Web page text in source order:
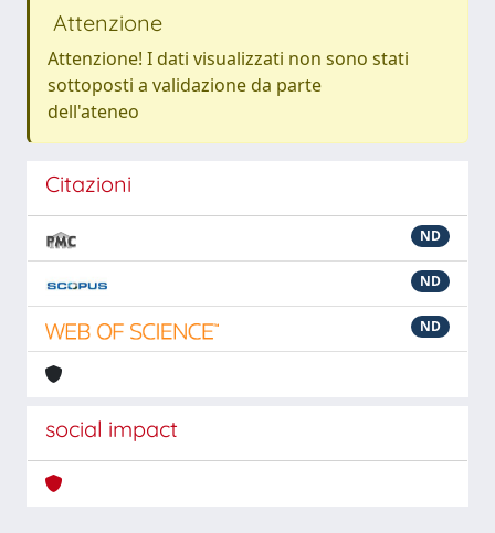
Attenzione
Attenzione! I dati visualizzati non sono stati
sottoposti a validazione da parte
dell'ateneo
Citazioni
ND
ND
ND
social impact